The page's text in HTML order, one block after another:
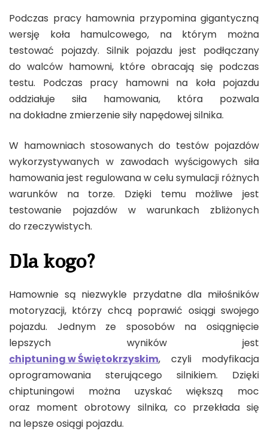
Podczas pracy hamownia przypomina gigantyczną
wersję koła hamulcowego, na którym można
testować pojazdy. Silnik pojazdu jest podłączany
do walców hamowni, które obracają się podczas
testu. Podczas pracy hamowni na koła pojazdu
oddziałuje siła hamowania, która pozwala
na dokładne zmierzenie siły napędowej silnika.
W hamowniach stosowanych do testów pojazdów
wykorzystywanych w zawodach wyścigowych siła
hamowania jest regulowana w celu symulacji różnych
warunków na torze. Dzięki temu możliwe jest
testowanie pojazdów w warunkach zbliżonych
do rzeczywistych.
Dla kogo?
Hamownie są niezwykle przydatne dla miłośników
motoryzacji, którzy chcą poprawić osiągi swojego
pojazdu. Jednym ze sposobów na osiągnięcie
lepszych wyników jest
chiptuning w Świętokrzyskim, czyli modyfikacja
oprogramowania sterującego silnikiem. Dzięki
chiptuningowi można uzyskać większą moc
oraz moment obrotowy silnika, co przekłada się
na lepsze osiągi pojazdu.